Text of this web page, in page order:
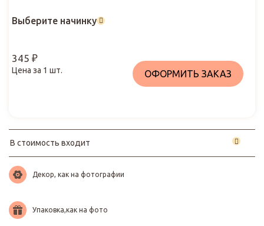
Выберите начинку
345 ₽
Цена за 1 шт. ОФОРМИТЬ ЗАКАЗ
В стоимость входит
Декор, как на фотографии
Упаковка,как на фото